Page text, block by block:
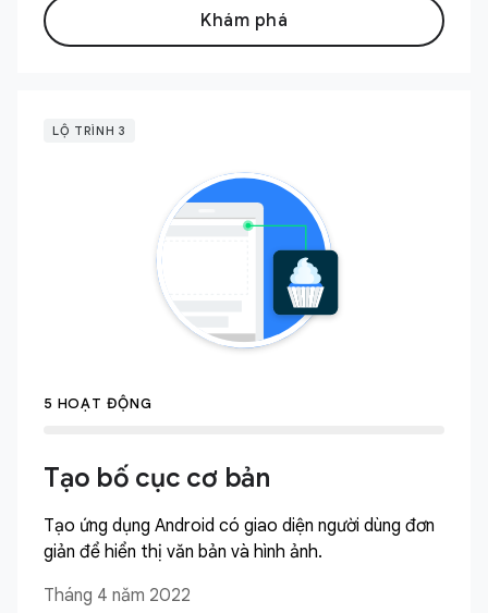
Khám phá
LỘ TRÌNH 3
5 HOẠT ĐỘNG
Tạo bố cục cơ bản
Tạo ứng dụng Android có giao diện người dùng đơn
giản để hiển thị văn bản và hình ảnh.
Tháng 4 năm 2022